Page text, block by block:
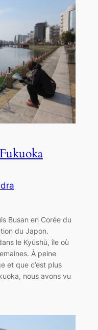
Busan en Corée du
du Japon.
le Kyūshū, île où
À peine
et que c’est plus
nous avons vu